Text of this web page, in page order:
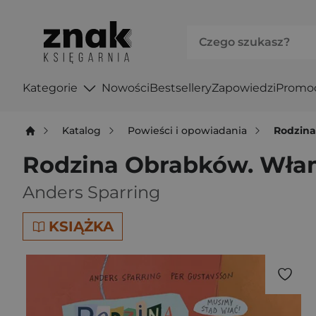
Kategorie NowościBestselleryZapowiedzi
Katalog Powieści i opowiadania
Rodzina Obrabków.
Anders Sparring
KSIĄŻKA